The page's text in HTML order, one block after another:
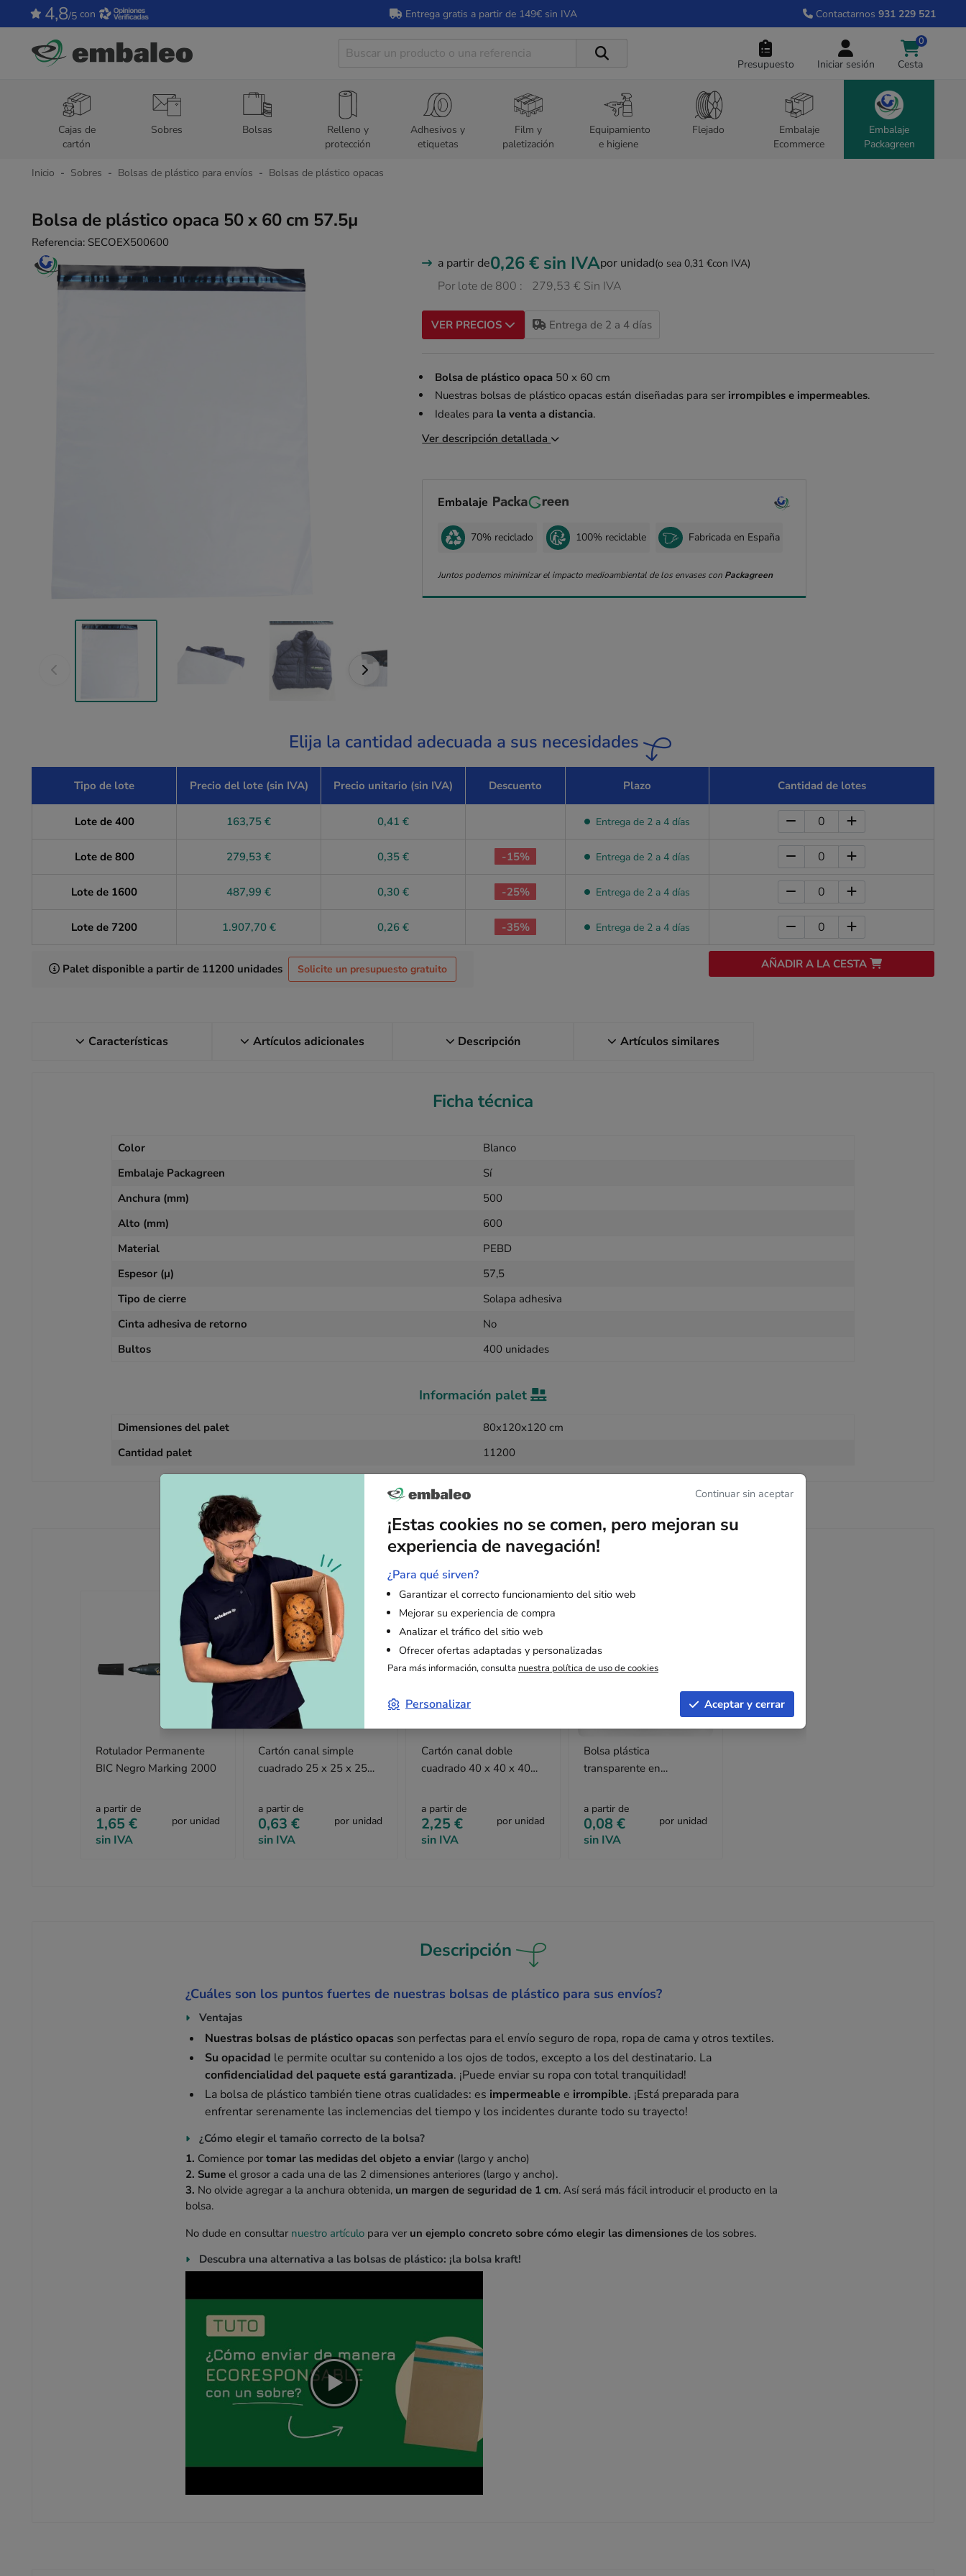
4,8/5 con Entrega gratis a partir de 149€ sin IVA Contactarnos 931 229 521
Presupuesto Iniciar sesión Cesta
0
Cajas de
cartón
Sobres Bolsas
Relleno y
protección
Adhesivos y
etiquetas
Film y
paletización
Equipamiento
e higiene
Flejado
Embalaje
Ecommerce
Embalaje
Packagreen
Inicio Sobres Bolsas de plástico para envíos Bolsas de plástico opacas
Bolsa de plástico opaca 50 x 60 cm 57.5µ
Referencia: SECOEX500600
a partir de0,26 € sin IVApor unidad(o sea 0,31 €con IVA)
Por lote de 800 : 279,53 € Sin IVA
VER PRECIOS Entrega de 2 a 4 días
Bolsa de plástico opaca50 x 60 cm
Nuestras bolsas de plástico opacas están diseñadas para ser irrompibles e impermeables.
Ideales para la venta a distancia.
Ver descripción detallada
Embalaje
70% reciclado 100% reciclable Fabricada en España
Juntos podemos minimizar el impacto medioambiental de los envases con Packagreen
Elija la cantidad adecuada a sus necesidades
Tipo de lote Precio del lote (sin IVA) Precio unitario (sin IVA) Descuento Plazo Cantidad de lotes
Lote de 400 163,75 € 0,41 € Entrega de 2 a 4 días
Lote de 800 279,53 € 0,35 € -15% Entrega de 2 a 4 días
Lote de 1600 487,99 € 0,30 € -25% Entrega de 2 a 4 días
Lote de 7200 1.907,70 € 0,26 € -35% Entrega de 2 a 4 días
AÑADIR A LA CESTA
Palet disponible a partir de 11200 unidades Solicite un presupuesto gratuito
Características Artículos adicionales Descripción Artículos similares
Ficha técnica
Color
Blanco
Embalaje Packagreen
Sí
Anchura (mm)
500
Alto (mm)
600
Material
PEBD
Espesor (µ)
57,5
Tipo de cierre
Solapa adhesiva
Cinta adhesiva de retorno
No
Bultos
400 unidades
Información palet
Dimensiones del palet
80x120x120 cm
Cantidad palet
11200
Artículos adicionales
Rotulador Permanente
BIC Negro Marking 2000
a partir de
1,65 €
sin IVA
por unidad
Cartón canal simple
cuadrado 25 x 25 x 25
a partir de
0,63 €
sin IVA
por unidad
Cartón canal doble
cuadrado 40 x 40 x 40
a partir de
2,25 €
sin IVA
por unidad
Bolsa plástica
transparente en
a partir de
0,08 €
sin IVA
por unidad
Descripción
¿Cuáles son los puntos fuertes de nuestras bolsas de plástico para sus envíos?
Ventajas
Nuestras bolsas de plástico opacas son perfectas para el envío seguro de ropa, ropa de cama y otros textiles.
Su opacidad le permite ocultar su contenido a los ojos de todos, excepto a los del destinatario. La
confidencialidad del paquete está garantizada. ¡Puede enviar su ropa con total tranquilidad!
La bolsa de plástico también tiene otras cualidades: es impermeable e irrompible. ¡Está preparada para
enfrentar serenamente las inclemencias del tiempo y los incidentes durante todo su trayecto!
¿Cómo elegir el tamaño correcto de la bolsa?
1. Comience portomar las medidas del objeto a enviar (largo y ancho)
2. Sume el grosor a cada una de las 2 dimensiones anteriores (largo y ancho).
3. No olvide agregar a la anchura obtenida, un margen de seguridad de 1 cm. Así será más fácil introducir el producto en la
bolsa.
No dude en consultar nuestro artículo para ver un ejemplo concreto sobre cómo elegir las dimensiones de los sobres.
Descubra una alternativa a las bolsas de plástico: ¡la bolsa kraft!
Continuar sin aceptar
¡Estas cookies no se comen, pero mejoran su
experiencia de navegación!
¿Para qué sirven?
Garantizar el correcto funcionamiento del sitio web
Mejorar su experiencia de compra
Analizar el tráfico del sitio web
Ofrecer ofertas adaptadas y personalizadas
Para más información, consulta nuestra política de uso de cookies
Personalizar Aceptar y cerrar